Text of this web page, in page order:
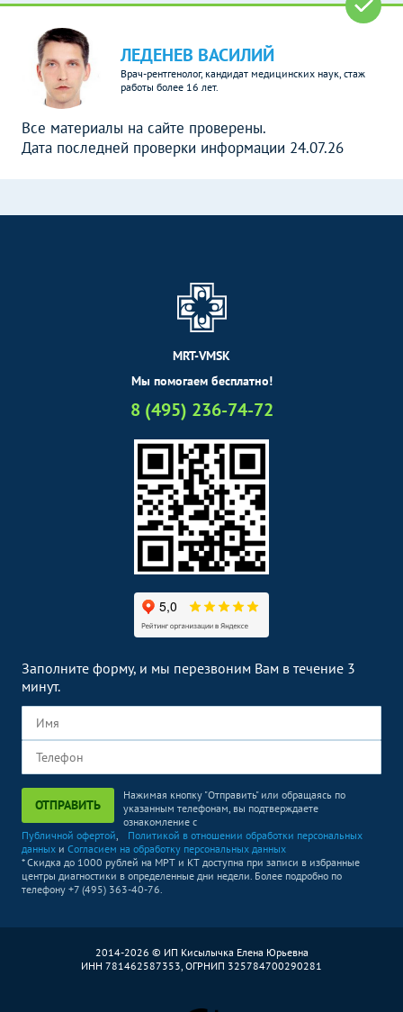
ЛЕДЕНЕВ ВАСИЛИЙ
Врач-рентгенолог, кандидат медицинских наук, стаж
работы более 16 лет.
Все материалы на сайте проверены.
Дата последней проверки информации 24.07.26
MRT-VMSK
Мы помогаем бесплатно!
8 (495) 236-74-72
Заполните форму, и мы перезвоним Вам в течение 3
минут.
ОТПРАВИТЬ
Нажимая кнопку "Отправить" или обращаясь по
указанным телефонам, вы подтверждаете
ознакомление с
Публичной офертой,
Политикой в отношении обработки персональных
данных и Согласием на обработку персональных данных
* Скидка до 1000 рублей на МРТ и КТ доступна при записи в избранные
центры диагностики в определенные дни недели. Более подробно по
телефону +7 (495) 363-40-76.
2014-2026 © ИП Кисылычка Елена Юрьевна
ИНН 781462587353, ОГРНИП 325784700290281